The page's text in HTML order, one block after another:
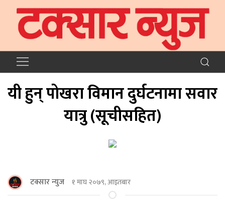
यी हुन् पोखरा विमान दुर्घटनामा सवार
यात्रु (सूचीसहित)
टक्सार न्युज १ माघ २०७९, आइतबार